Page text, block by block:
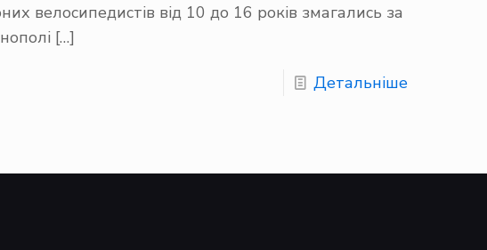
велосипедистів від 10 до 16 років змагались за
[…]
Детальніше